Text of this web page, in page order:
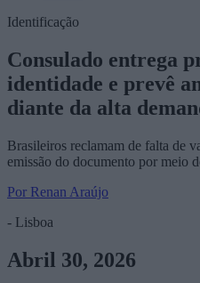
Identificação
Consulado entrega
identidade e prevê
diante da alta
Brasileiros reclamam de falta de
emissão do documento por meio
Por Renan Araújo
- Lisboa
Abril 30, 2026